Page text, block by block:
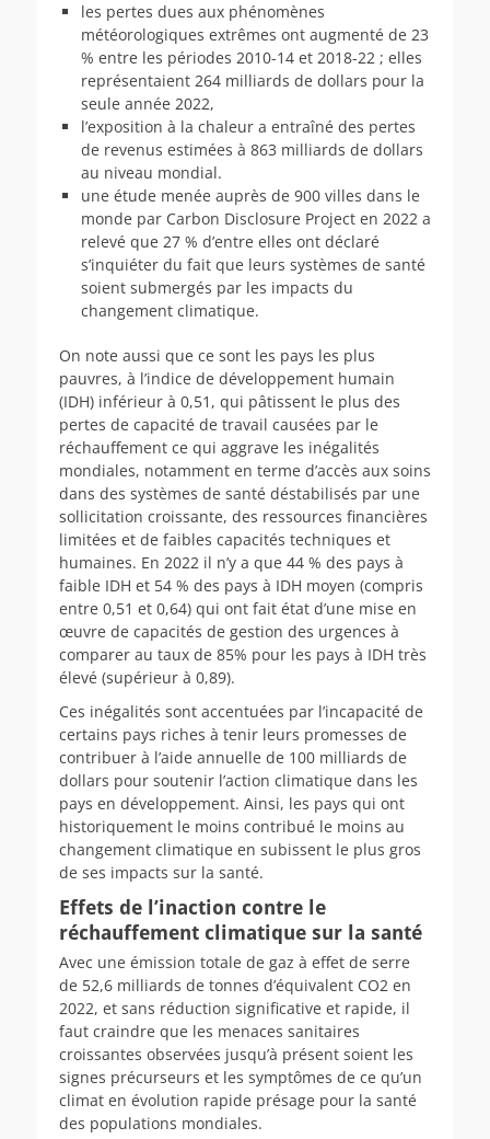
les pertes dues aux phénomènes
météorologiques extrêmes ont augmenté de 23
% entre les périodes 2010-14 et 2018-22 ; elles
représentaient 264 milliards de dollars pour la
seule année 2022,
l’exposition à la chaleur a entraîné des pertes
de revenus estimées à 863 milliards de dollars
au niveau mondial.
une étude menée auprès de 900 villes dans le
monde par Carbon Disclosure Project en 2022 a
relevé que 27 % d’entre elles ont déclaré
s’inquiéter du fait que leurs systèmes de santé
soient submergés par les impacts du
changement climatique.
On note aussi que ce sont les pays les plus
pauvres, à l’indice de développement humain
(IDH) inférieur à 0,51, qui pâtissent le plus des
pertes de capacité de travail causées par le
réchauffement ce qui aggrave les inégalités
mondiales, notamment en terme d’accès aux soins
dans des systèmes de santé déstabilisés par une
sollicitation croissante, des ressources financières
limitées et de faibles capacités techniques et
humaines. En 2022 il n’y a que 44 % des pays à
faible IDH et 54 % des pays à IDH moyen (compris
entre 0,51 et 0,64) qui ont fait état d’une mise en
œuvre de capacités de gestion des urgences à
comparer au taux de 85% pour les pays à IDH très
élevé (supérieur à 0,89).
Ces inégalités sont accentuées par l’incapacité de
certains pays riches à tenir leurs promesses de
contribuer à l’aide annuelle de 100 milliards de
dollars pour soutenir l’action climatique dans les
pays en développement. Ainsi, les pays qui ont
historiquement le moins contribué le moins au
changement climatique en subissent le plus gros
de ses impacts sur la santé.
Effets de l’inaction contre le
réchauffement climatique sur la santé
Avec une émission totale de gaz à effet de serre
de 52,6 milliards de tonnes d’équivalent CO2 en
2022, et sans réduction significative et rapide, il
faut craindre que les menaces sanitaires
croissantes observées jusqu’à présent soient les
signes précurseurs et les symptômes de ce qu’un
climat en évolution rapide présage pour la santé
des populations mondiales.